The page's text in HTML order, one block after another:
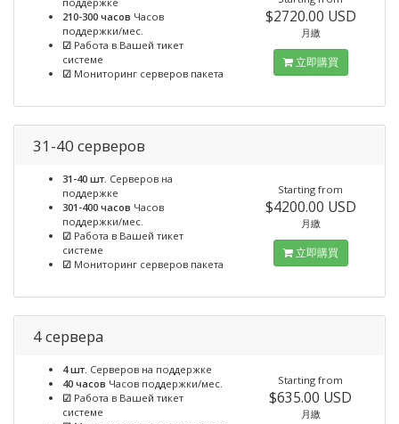
210-300 часов Часов
поддержки/мес.
☑ Работа в Вашей тикет
системе
☑ Мониторинг серверов пакета
$2720.00 USD
月繳
立即購買
31-40 серверов
31-40 шт. Серверов на
поддержке
301-400 часов Часов
поддержки/мес.
☑ Работа в Вашей тикет
системе
☑ Мониторинг серверов пакета
Starting from
$4200.00 USD
月繳
立即購買
4 сервера
4 шт. Серверов на поддержке
40 часов Часов поддержки/мес.
☑ Работа в Вашей тикет
системе
Starting from
$635.00 USD
月繳